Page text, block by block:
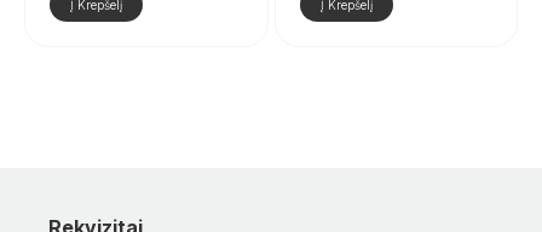
Į Krepšelį Į Krepšelį
Rekvizitai